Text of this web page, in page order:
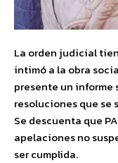
La orden judicial
intimó a la obra
presente un informe
resoluciones que se
Se descuenta que
apelaciones no
ser cumplida.